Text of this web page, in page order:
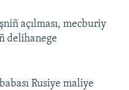
açılması, mecburiy
delihanege
Rusiye maliye